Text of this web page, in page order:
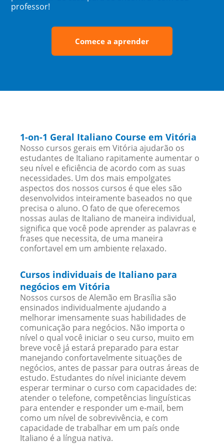
professor!
Comece a aprender
1-on-1 Geral Italiano Course em Vitória
Nosso cursos gerais em Vitória ajudarão os
estudantes de Italiano rapitamente aumentar o
seu nível e eficiência de acordo com as suas
necessidades. Um dos mais empolgates
aspectos dos nossos cursos é que eles são
desenvolvidos inteiramente baseados no que
precisa o aluno. O fato de que oferecemos
nossas aulas de Italiano de maneira individual,
significa que você pode aprender as palavras e
frases que necessita, de uma maneira
confortavel em um ambiente relaxado.
Cursos individuais de Italiano para
negócios em Vitória
Nossos cursos de Alemão em Brasília são
ensinados individualmente ajudando a
melhorar imensamente suas habilidades de
comunicação para negócios. Não importa o
nível o qual você iniciar o seu curso, muito em
breve você já estará preparado para estar
manejando confortavelmente situações de
negócios, antes de passar para outras áreas de
estudo. Estudantes do nível iniciante devem
esperar terminar o curso com capacidades de:
atender o telefone, competências linguísticas
para entender e responder um e-mail, bem
como um nível de sobrevivência, e com
capacidade de trabalhar em um país onde
Italiano é a língua nativa.